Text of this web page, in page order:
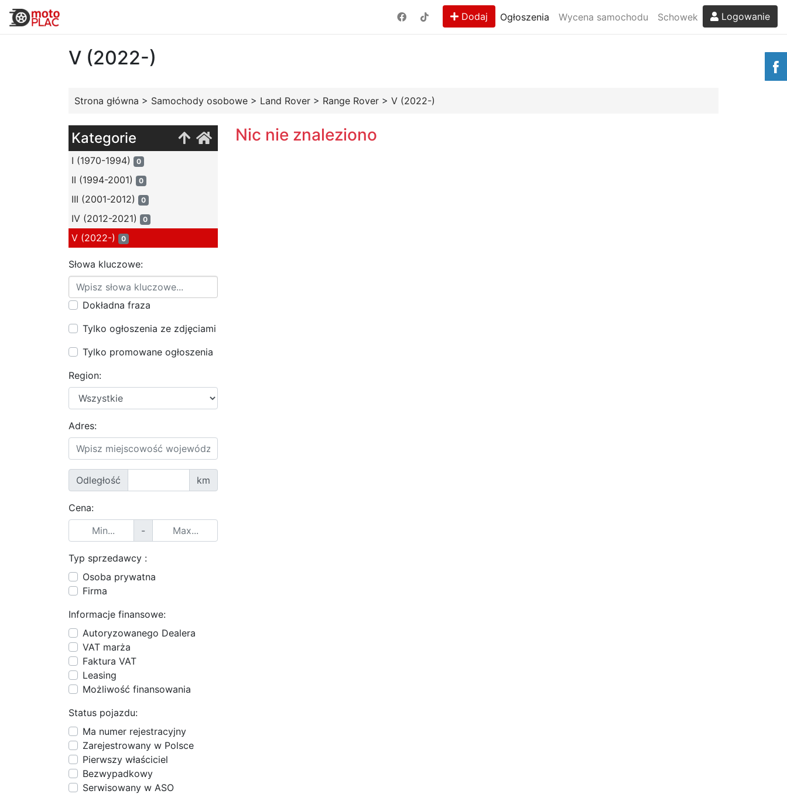
Dodaj Ogłoszenia Wycena samochodu Schowek Logowanie
V (2022-)
Strona główna > Samochody osobowe > Land Rover > Range Rover > V (2022-)
Kategorie
I (1970-1994) 0
II (1994-2001) 0
III (2001-2012) 0
IV (2012-2021) 0
V (2022-) 0
Słowa kluczowe:
Dokładna fraza
Tylko ogłoszenia ze zdjęciami
Tylko promowane ogłoszenia
Region:
Adres:
Odległość km
Cena:
-
Typ sprzedawcy :
Osoba prywatna
Firma
Informacje finansowe:
Autoryzowanego Dealera
VAT marża
Faktura VAT
Leasing
Możliwość finansowania
Status pojazdu:
Ma numer rejestracyjny
Zarejestrowany w Polsce
Pierwszy właściciel
Bezwypadkowy
Serwisowany w ASO
Nic nie znaleziono